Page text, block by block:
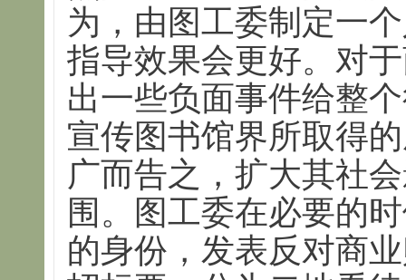
为，由图工委制定一
指导效果会更好。对
出一些负面事件给整
宣传图书馆界所取得
广而告之，扩大其社
围。图工委在必要的
的身份，发表反对商